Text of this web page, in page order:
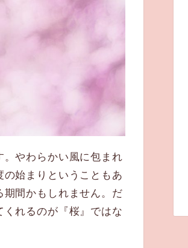
やわらかい風に包まれ
始まりということもあ
間かもしれません。だ
れるのが『桜』ではな